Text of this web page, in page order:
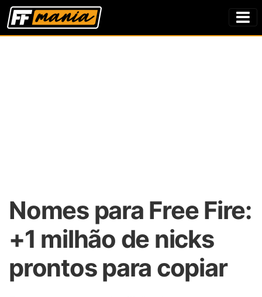
Nomes para Free Fire:
+1 milhão de nicks
prontos para copiar